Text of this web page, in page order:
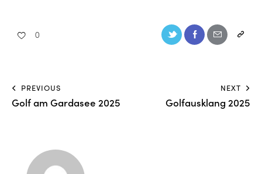
0
PREVIOUS
Golf am Gardasee 2025
NEXT
Golfausklang 2025